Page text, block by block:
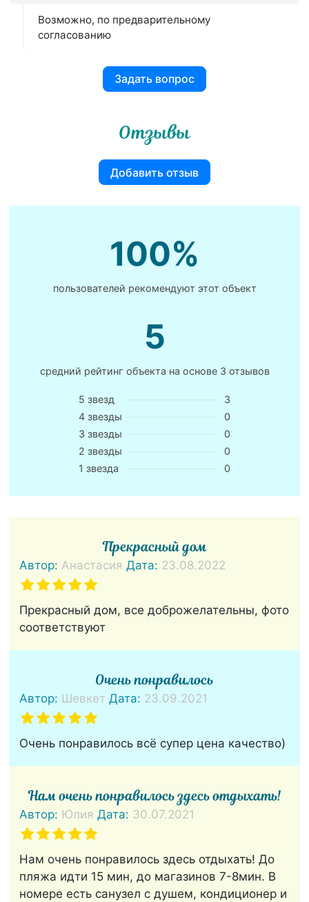
Возможно, по предварительному
согласованию
Задать вопрос
Отзывы
Добавить отзыв
100%
пользователей рекомендуют этот объект
5
средний рейтинг объекта на основе 3 отзывов
5 звезд
3
4 звезды
0
3 звезды
0
2 звезды
0
1 звезда
0
Прекрасный дом
Автор:Анастасия Дата: 23.08.2022
Прекрасный дом, все доброжелательны, фото
соответствуют
Очень понравилось
Автор: Шевкет Дата: 23.09.2021
Очень понравилось всё супер цена качество)
Нам очень понравилось здесь отдыхать!
Автор: Юлия Дата: 30.07.2021
Нам очень понравилось здесь отдыхать! До
пляжа идти 15 мин, до магазинов 7-8мин. В
номере есть санузел с душем, кондиционер и